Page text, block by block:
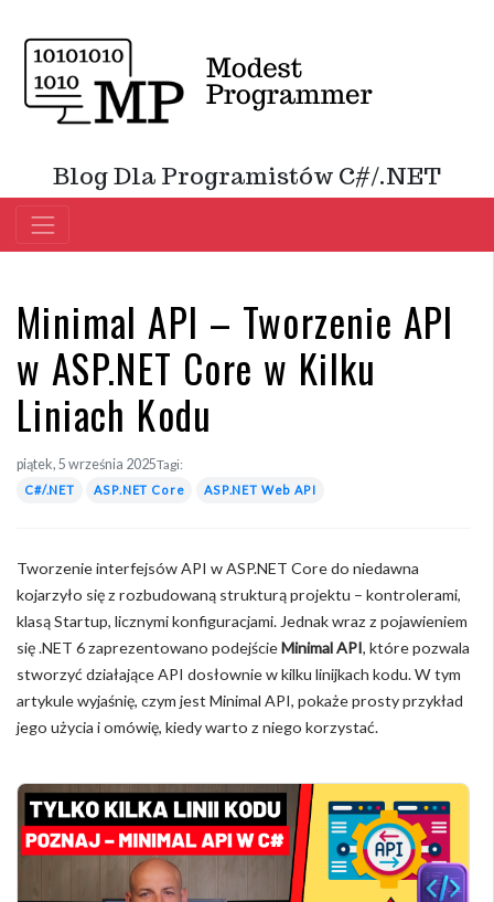
Blog Dla Programistów C#/.NET
Minimal API – Tworzenie API
w ASP.NET Core w Kilku
Liniach Kodu
piątek, 5 września 2025Tagi:
C#/.NET ASP.NET Core ASP.NET Web API
Tworzenie interfejsów API w ASP.NET Core do niedawna
kojarzyło się z rozbudowaną strukturą projektu – kontrolerami,
klasą Startup, licznymi konfiguracjami. Jednak wraz z pojawieniem
się .NET 6 zaprezentowano podejścieMinimal API, które pozwala
stworzyć działające API dosłownie w kilku linijkach kodu. W tym
artykule wyjaśnię, czym jest Minimal API, pokaże prosty przykład
jego użycia i omówię, kiedy warto z niego korzystać.